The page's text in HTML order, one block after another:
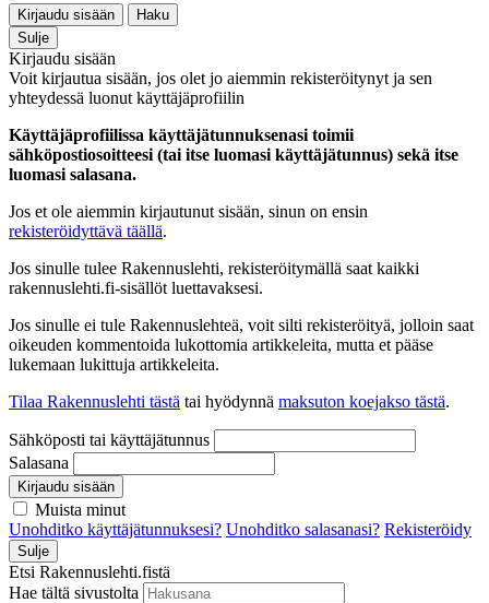
Kirjaudu sisään
Haku
Sulje
Kirjaudu sisään
Voit kirjautua sisään, jos olet jo aiemmin rekisteröitynyt ja sen
yhteydessä luonut käyttäjäprofiilin
Käyttäjäprofiilissa käyttäjätunnuksenasi toimii
sähköpostiosoitteesi (tai itse luomasi käyttäjätunnus) sekä itse
luomasi salasana.
Jos et ole aiemmin kirjautunut sisään, sinun on ensin
rekisteröidyttävä täällä.
Jos sinulle tulee Rakennuslehti, rekisteröitymällä saat kaikki
rakennuslehti.fi-sisällöt luettavaksesi.
Jos sinulle ei tule Rakennuslehteä, voit silti rekisteröityä, jolloin saat
oikeuden kommentoida lukottomia artikkeleita, mutta et pääse
lukemaan lukittuja artikkeleita.
Tilaa Rakennuslehti tästä tai hyödynnä maksuton koejakso tästä.
Sähköposti tai käyttäjätunnus
Salasana
Kirjaudu sisään
Muista minut
Unohditko käyttäjätunnuksesi? Unohditko salasanasi? Rekisteröidy
Sulje
Etsi Rakennuslehti.fistä
Hae tältä sivustolta